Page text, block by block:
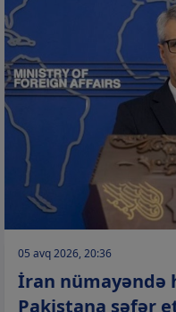
05 avq 2026, 20:36
İran nümayəndə
Pakistana səfər